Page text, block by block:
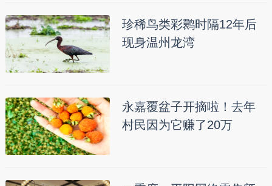
珍稀鸟类彩鹮时隔12年后
现身温州龙湾
永嘉覆盆子开摘啦！去年
村民因为它赚了20万